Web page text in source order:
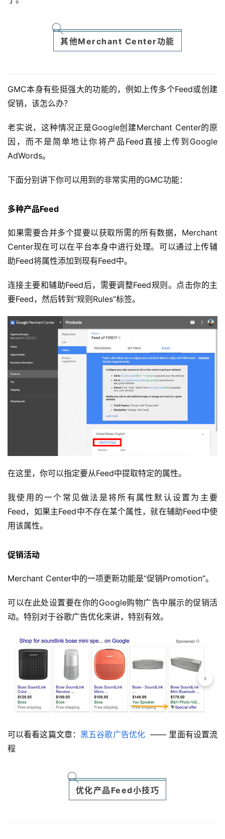
其他Merchant Center功能
GMC本身有些挺强大的功能的，例如上传多个Feed或创建
促销，该怎么办？
老实说，这种情况正是Google创建Merchant Center的原
因，而不是简单地让你将产品Feed直接上传到Google
AdWords。
下面分别讲下你可以用到的非常实用的GMC功能：
多种产品Feed
如果需要合并多个提要以获取所需的所有数据，Merchant
Center现在可以在平台本身中进行处理。可以通过上传辅
助Feed将属性添加到现有Feed中。
连接主要和辅助Feed后，需要调整Feed规则。点击你的主
要Feed，然后转到“规则Rules”标签。
在这里，你可以指定要从Feed中提取特定的属性。
我使用的一个常见做法是将所有属性默认设置为主要
Feed，如果主Feed中不存在某个属性，就在辅助Feed中使
用该属性。
促销活动
Merchant Center中的一项更新功能是“促销Promotion”。
可以在此处设置要在你的Google购物广告中展示的促销活
动。特别对于谷歌广告优化来讲，特别有效。
可以看看这篇文章：黑五谷歌广告优化 —— 里面有设置流
程
优化产品Feed小技巧